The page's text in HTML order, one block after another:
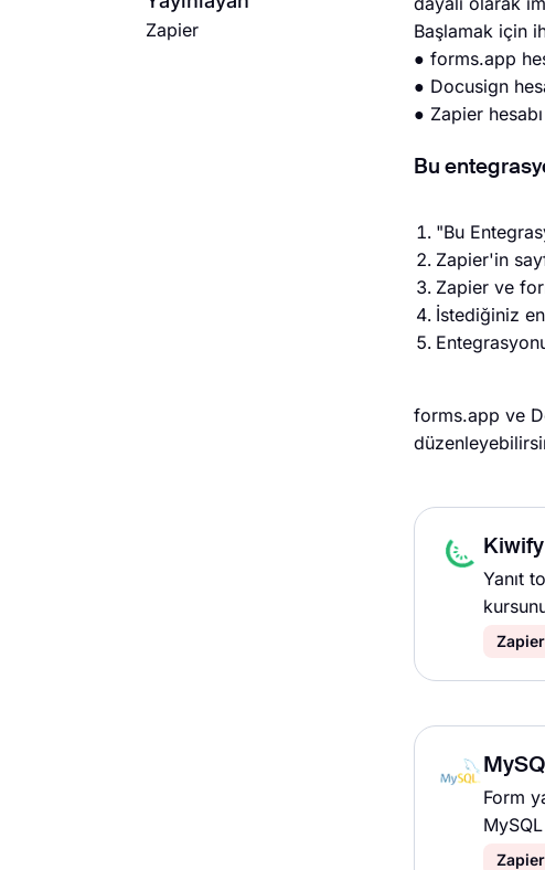
Zapier
Başlamak için
● forms.app
● Docusign
● Zapier hesabı
Bu
"Bu
Zapier'in
Zapier ve
İstediğiniz
forms.app ve
Kiwify
Yanıt
Zapier
Form
Zapier